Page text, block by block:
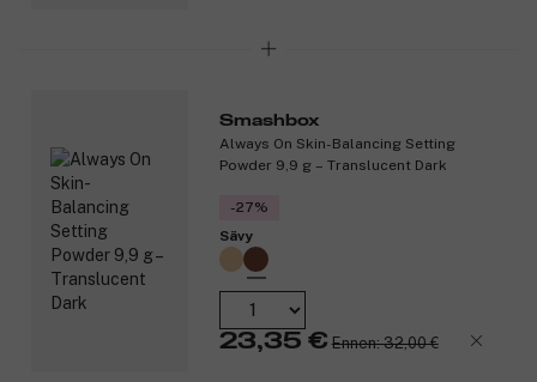
Smashbox
Always On Skin-Balancing Setting
Powder 9,9 g – Translucent Dark
-27%
Sävy
23,35 € Ennen: 32,00 €